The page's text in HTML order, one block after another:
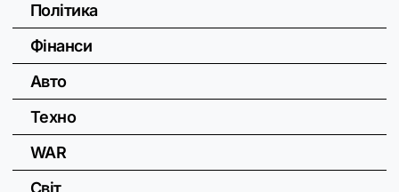
Політика
Фінанси
Авто
Техно
WAR
Світ